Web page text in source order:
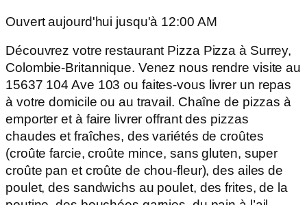
Ouvert aujourd'hui jusqu'à 12:00 AM
Découvrez votre restaurant Pizza Pizza à Surrey,
Colombie-Britannique. Venez nous rendre visite au
15637 104 Ave 103 ou faites-vous livrer un repas
à votre domicile ou au travail. Chaîne de pizzas à
emporter et à faire livrer offrant des pizzas
chaudes et fraîches, des variétés de croûtes
(croûte farcie, croûte mince, sans gluten, super
croûte pan et croûte de chou-fleur), des ailes de
poulet, des sandwichs au poulet, des frites, de la